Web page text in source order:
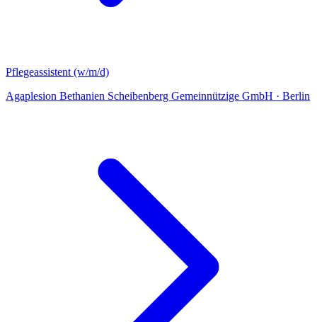
Pflegeassistent (w/m/d)
Agaplesion Bethanien Scheibenberg Gemeinnützige GmbH · Berlin